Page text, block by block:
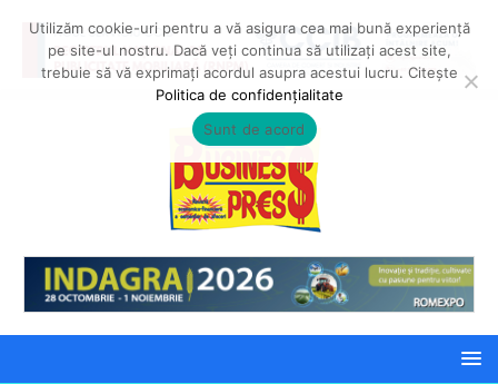
Utilizăm cookie-uri pentru a vă asigura cea mai bună experiență
pe site-ul nostru. Dacă veți continua să utilizați acest site,
trebuie să vă exprimați acordul asupra acestui lucru. Citește
Politica de confidențialitate
Sunt de acord